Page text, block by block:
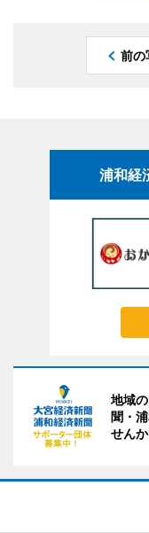
前の
浦和経
地域
聞・
せんか